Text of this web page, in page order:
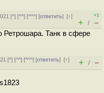
[^] [^^] [^^^] [ответить][↑]
+1
+ / –
Танк в сфере
[^] [^^] [^^^] [ответить][↑]
+ / –